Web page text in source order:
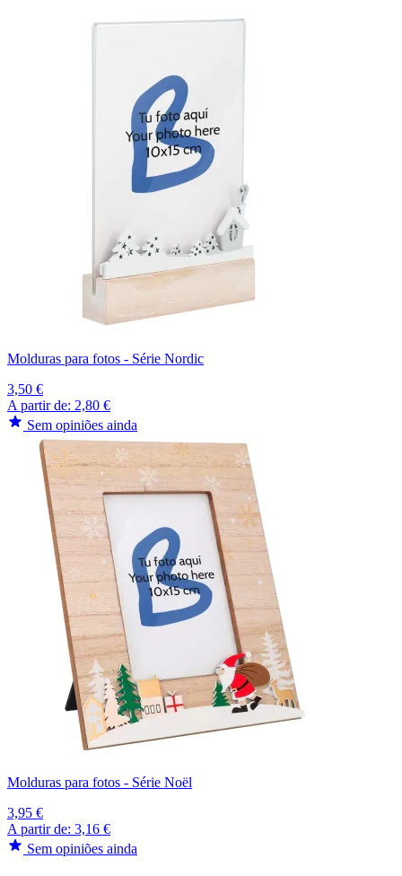
Molduras para fotos - Série Nordic
3,50 €
A partir de: 2,80 €
Sem opiniões ainda
Molduras para fotos - Série Noël
3,95 €
A partir de: 3,16 €
Sem opiniões ainda